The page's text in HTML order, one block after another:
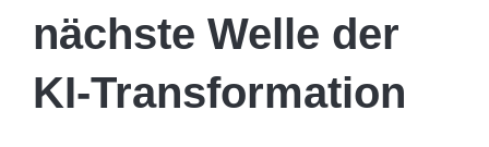
nächste Welle der
KI‑Transformation